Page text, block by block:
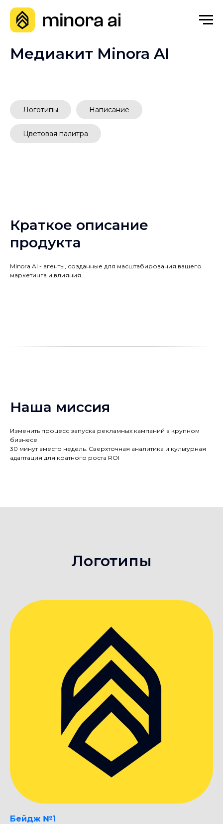
Медиакит Minora AI
Логотипы Написание
Цветовая палитра
Краткое описание
продукта
Minora AI - агенты, созданные для масштабирования вашего
маркетинга и влияния.
Наша миссия
Изменить процесс запуска рекламных кампаний в крупном
бизнесе
30 минут вместо недель. Сверхточная аналитика и культурная
адаптация для кратного роста ROI
Логотипы
Бейдж №1